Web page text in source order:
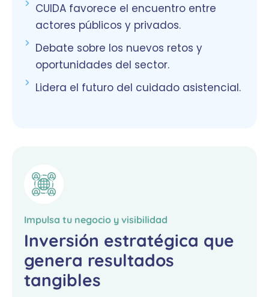
CUIDA favorece el encuentro entre
actores públicos y privados.
Debate sobre los nuevos retos y
oportunidades del sector.
Lidera el futuro del cuidado asistencial.
Impulsa tu negocio y visibilidad
Inversión estratégica que
genera resultados
tangibles